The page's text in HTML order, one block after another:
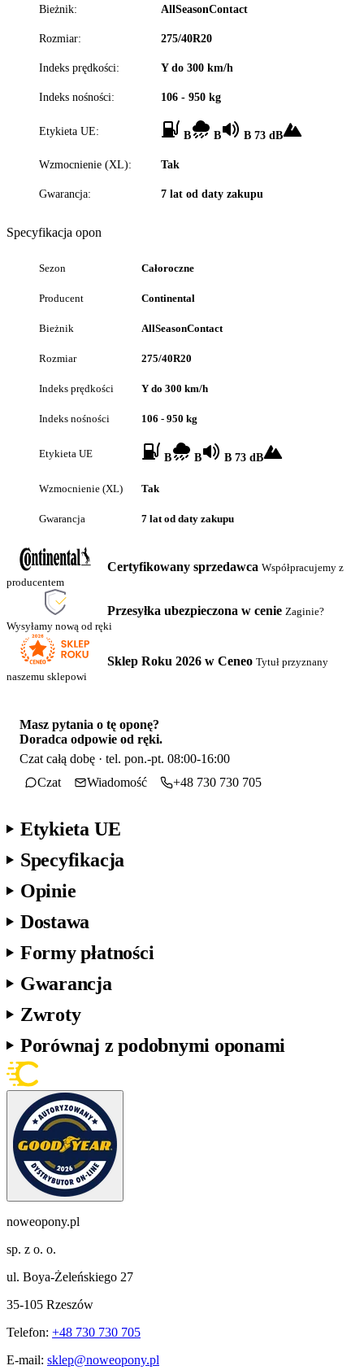
Bieżnik: AllSeasonContact
Rozmiar: 275/40R20
Indeks prędkości: Y do 300 km/h
Indeks nośności: 106 - 950 kg
Etykieta UE: B B B 73 dB
Wzmocnienie (XL): Tak
Gwarancja: 7 lat od daty zakupu
Specyfikacja opon
Sezon Całoroczne
Producent Continental
Bieżnik AllSeasonContact
Rozmiar 275/40R20
Indeks prędkości Y do 300 km/h
Indeks nośności 106 - 950 kg
Etykieta UE B B B 73 dB
Wzmocnienie (XL) Tak
Gwarancja 7 lat od daty zakupu
Certyfikowany sprzedawca Współpracujemy z
producentem
Przesyłka ubezpieczona w cenie Zaginie?
Wysyłamy nową od ręki
Sklep Roku 2026 w Ceneo Tytuł przyznany
naszemu sklepowi
Masz pytania o tę oponę?
Doradca odpowie od ręki.
Czat całą dobę · tel. pon.-pt. 08:00-16:00
Czat
Wiadomość +48 730 730 705
Etykieta UE
Specyfikacja
Opinie
Dostawa
Formy płatności
Gwarancja
Zwroty
Porównaj z podobnymi oponami
noweopony.pl
sp. z o. o.
ul. Boya-Żeleńskiego 27
35-105 Rzeszów
Telefon: +48 730 730 705
E-mail: sklep@noweopony.pl